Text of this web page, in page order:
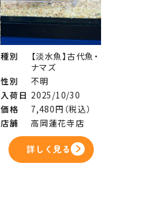
種別
【淡水魚】古代魚・
ナマズ
性別
不明
入荷日 2025/10/30
価格
7,480円（税込）
店舗
高岡蓮花寺店
詳しく見る